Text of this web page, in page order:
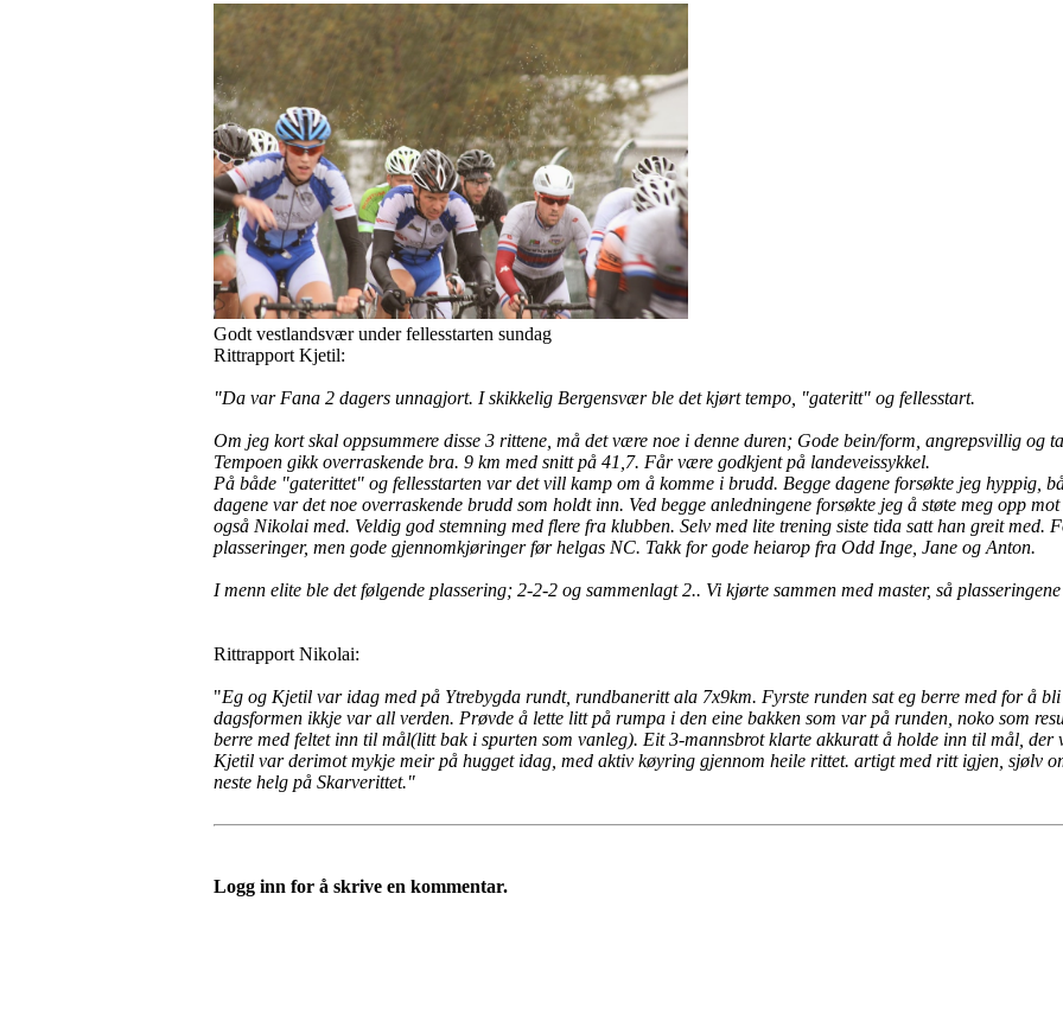
Godt vestlandsvær under fellesstarten sundag
Rittrapport Kjetil:
"Da var Fana 2 dagers unnagjort. I skikkelig Bergensvær ble det kjørt tempo, "gateritt" og fellesstart.
Om jeg kort skal oppsummere disse 3 rittene, må det være noe i denne duren; Gode bein/form, angrepsvillig og
Tempoen gikk overraskende bra. 9 km med snitt på 41,7. Får være godkjent på landeveissykkel.
På både "gaterittet" og fellesstarten var det vill kamp om å komme i brudd. Begge dagene forsøkte jeg hyppig,
dagene var det noe overraskende brudd som holdt inn. Ved begge anledningene forsøkte jeg å støte meg opp
også Nikolai med. Veldig god stemning med flere fra klubben. Selv med lite trening siste tida satt han greit med.
plasseringer, men gode gjennomkjøringer før helgas NC. Takk for gode heiarop fra Odd Inge, Jane og Anton.
I menn elite ble det følgende plassering; 2-2-2 og sammenlagt 2.. Vi kjørte sammen med master, så
Rittrapport Nikolai:
"Eg og Kjetil var idag med på Ytrebygda rundt, rundbaneritt ala 7x9km. Fyrste runden sat eg berre med for å
dagsformen ikkje var all verden. Prøvde å lette litt på rumpa i den eine bakken som var på runden, noko som
berre med feltet inn til mål(litt bak i spurten som vanleg). Eit 3-mannsbrot klarte akkuratt å holde inn til mål, der
Kjetil var derimot mykje meir på hugget idag, med aktiv køyring gjennom heile rittet. artigt med ritt igjen, sjølv
neste helg på Skarverittet."
Logg inn for å skrive en kommentar.